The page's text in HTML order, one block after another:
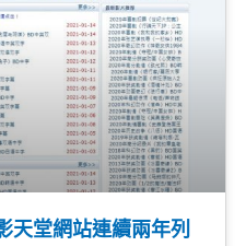
天堂網站連續兩年列